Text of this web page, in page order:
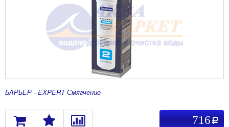
716 a
БАРЬЕР - EXPERT Смягчение